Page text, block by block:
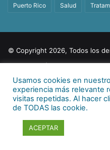
Puerto Rico Salud
© Copyright 2026, Todos los
Para más información
FacebookTwitter
Usamos cookies en
experiencia más relevante
visitas repetidas. Al hacer
de TODAS las cookie.
ACEPTAR